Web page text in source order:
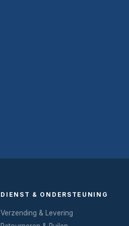
DIENST & ONDERSTEUNING
Verzending & Levering